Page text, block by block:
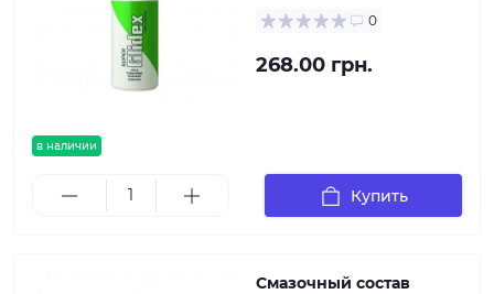
в наличии
0
268.00 грн.
Купить
Смазочный состав